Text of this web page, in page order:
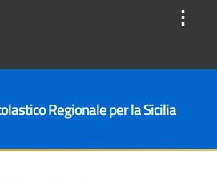
⋮
Regionale per la Sicilia